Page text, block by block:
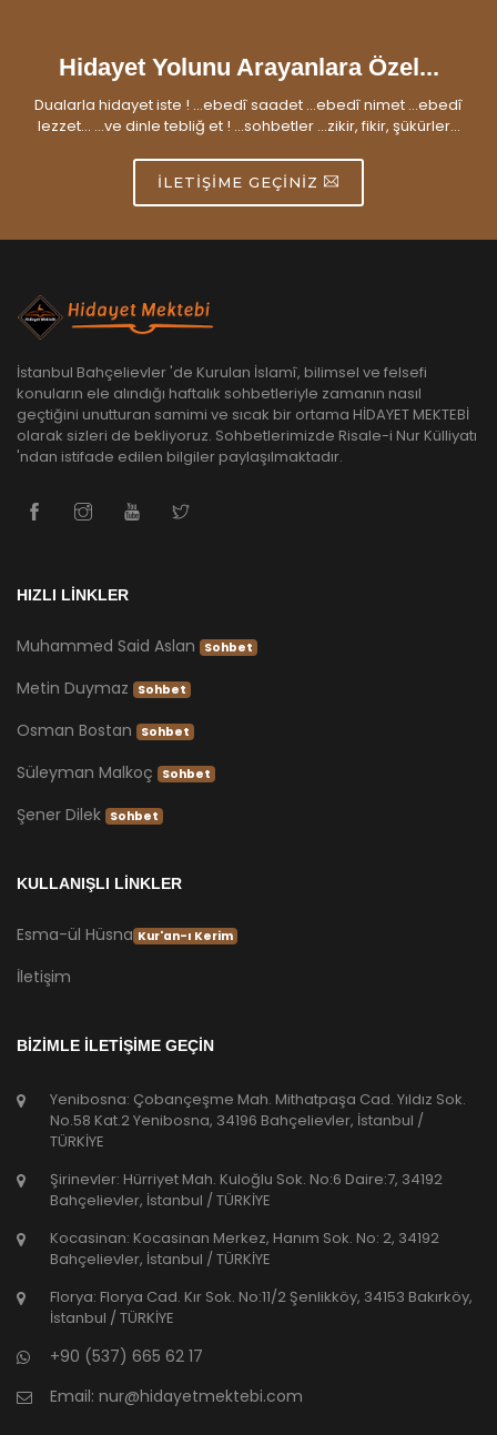
Hidayet Yolunu Arayanlara Özel...
Dualarla hidayet iste ! ...ebedî saadet ...ebedî nimet ...ebedî
lezzet... ...ve dinle tebliğ et ! ...sohbetler ...zikir, fikir, şükürler...
İLETIŞIME GEÇINIZ
İstanbul Bahçelievler 'de Kurulan İslamî, bilimsel ve felsefi
konuların ele alındığı haftalık sohbetleriyle zamanın nasıl
geçtiğini unutturan samimi ve sıcak bir ortama HİDAYET MEKTEBİ
olarak sizleri de bekliyoruz. Sohbetlerimizde Risale-i Nur Külliyatı
'ndan istifade edilen bilgiler paylaşılmaktadır.
HIZLI LİNKLER
Muhammed Said Aslan Sohbet
Metin Duymaz Sohbet
Osman Bostan Sohbet
Süleyman Malkoç Sohbet
Şener Dilek Sohbet
KULLANIŞLI LİNKLER
Esma-ül Hüsna Kur'an-ı Kerim
İletişim
BİZİMLE İLETİŞİME GEÇİN
Yenibosna: Çobançeşme Mah. Mithatpaşa Cad. Yıldız Sok.
No.58 Kat.2 Yenibosna, 34196 Bahçelievler, İstanbul /
TÜRKİYE
Şirinevler: Hürriyet Mah. Kuloğlu Sok. No:6 Daire:7, 34192
Bahçelievler, İstanbul / TÜRKİYE
Kocasinan: Kocasinan Merkez, Hanım Sok. No: 2, 34192
Bahçelievler, İstanbul / TÜRKİYE
Florya: Florya Cad. Kır Sok. No:11/2 Şenlikköy, 34153 Bakırköy,
İstanbul / TÜRKİYE
+90 (537) 665 62 17
Email: nur@hidayetmektebi.com